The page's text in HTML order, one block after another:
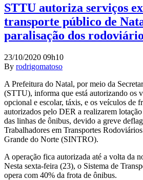
STTU autoriza serviços
transporte público de
paralisação dos
23/10/2020 09h10
By rodrigomatoso
A Prefeitura do Natal, por meio da
(STTU), informa que está autorizando os
opcional e escolar, táxis, e os veículos de
autorizados pelo DER a realizarem
das linhas de ônibus, devido a greve
Trabalhadores em Transportes
Grande do Norte (SINTRO).
A operação fica autorizada até a volta da
Nesta sexta-feira (23), o Sistema de
opera com 40% da frota de ônibus.